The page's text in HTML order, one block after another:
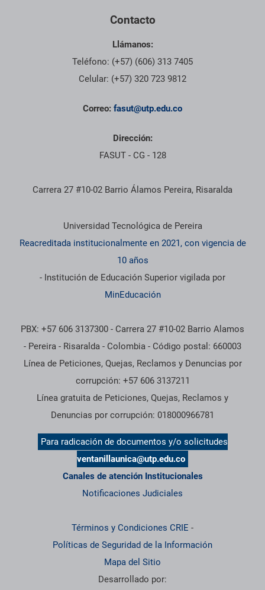
Contacto
Llámanos:
Teléfono: (+57) (606) 313 7405
Celular: (+57) 320 723 9812
Correo: fasut@utp.edu.co
Dirección:
FASUT - CG - 128
Carrera 27 #10-02 Barrio Álamos Pereira, Risaralda
Información institucional
Universidad Tecnológica de Pereira
Reacreditada institucionalmente en 2021, con vigencia de
10 años
- Institución de Educación Superior vigilada por
MinEducación
PBX: +57 606 3137300 - Carrera 27 #10-02 Barrio Alamos
- Pereira - Risaralda - Colombia - Código postal: 660003
Línea de Peticiones, Quejas, Reclamos y Denuncias por
corrupción: +57 606 3137211
Línea gratuita de Peticiones, Quejas, Reclamos y
Denuncias por corrupción: 018000966781
Para radicación de documentos y/o solicitudes
ventanillaunica@utp.edu.co
Canales de atención Institucionales
Notificaciones Judiciales
Términos y Condiciones CRIE -
Políticas de Seguridad de la Información
Mapa del Sitio
Desarrollado por: